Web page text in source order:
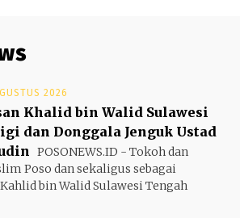
2026
Khalid bin Walid Sulawesi
dan Donggala Jenguk Ustad
POSONEWS.ID - Tokoh dan
Poso dan sekaligus sebagai
bin Walid Sulawesi Tengah